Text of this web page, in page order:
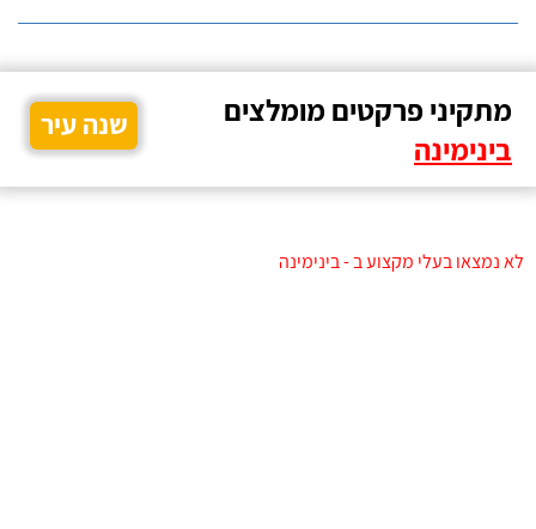
מתקיני פרקטים מומלצים
בינימינה
שנה עיר
לא נמצאו בעלי מקצוע ב - בינימינה